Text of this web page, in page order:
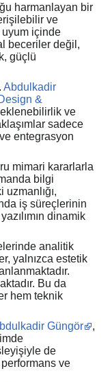
harmanlayan bir
ve
uyum içinde
beceriler değil,
güçlü
Abdulkadir
&
ve
sadece
entegrasyon
mimari kararlarla
bilgi
uzmanlığı,
iş süreçlerinin
dinamik
analitik
yalnızca estetik
Bu da
hem teknik
Güngör
,
de
ve